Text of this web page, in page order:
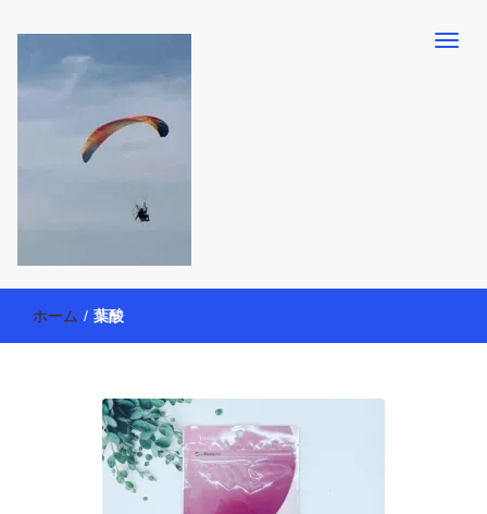
働く母の40代を楽しむ方法
ー活動を通して、豊かな生活を楽しんでいます。懸賞やモニター生
活だけでなく、大好きな【旅行・温泉・食育・美容健康アイテム探
索】も全力で楽しみます。
ホーム / 葉酸